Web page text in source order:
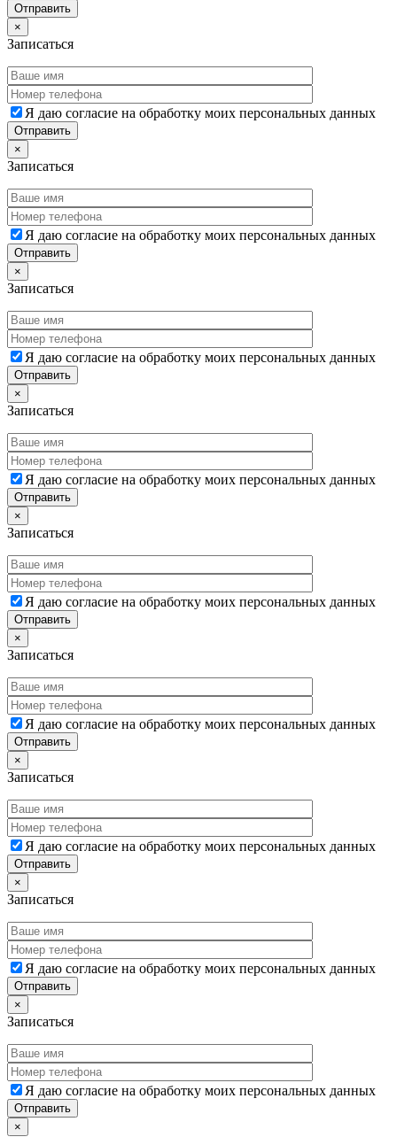
×
Записаться
Я даю согласие на обработку моих персональных данных
×
Записаться
Я даю согласие на обработку моих персональных данных
×
Записаться
Я даю согласие на обработку моих персональных данных
×
Записаться
Я даю согласие на обработку моих персональных данных
×
Записаться
Я даю согласие на обработку моих персональных данных
×
Записаться
Я даю согласие на обработку моих персональных данных
×
Записаться
Я даю согласие на обработку моих персональных данных
×
Записаться
Я даю согласие на обработку моих персональных данных
×
Записаться
Я даю согласие на обработку моих персональных данных
×